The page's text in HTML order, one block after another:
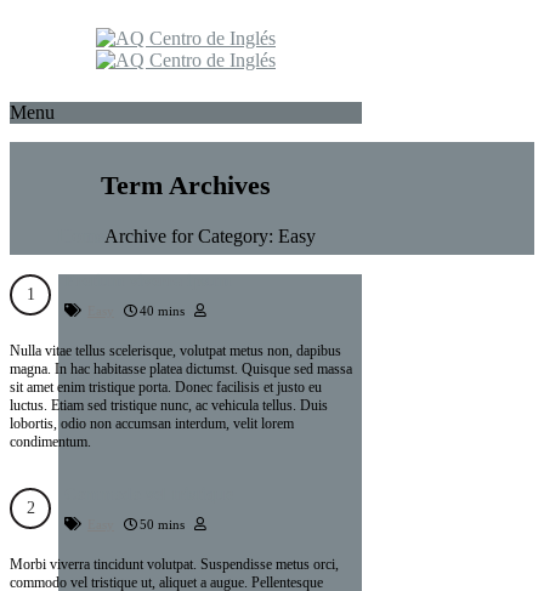
Menu
Term Archives
Archive for Category: Easy
Pretium viverra ipsum
40 mins
Nulla vitae tellus scelerisque, volutpat metus non, dapibus
magna. In hac habitasse platea dictumst. Quisque sed massa
sit amet enim tristique porta. Donec facilisis et justo eu
luctus. Etiam sed tristique nunc, ac vehicula tellus. Duis
lobortis, odio non accumsan interdum, velit lorem
condimentum.
50 mins
Morbi viverra tincidunt volutpat. Suspendisse metus orci,
commodo vel tristique ut, aliquet a augue. Pellentesque